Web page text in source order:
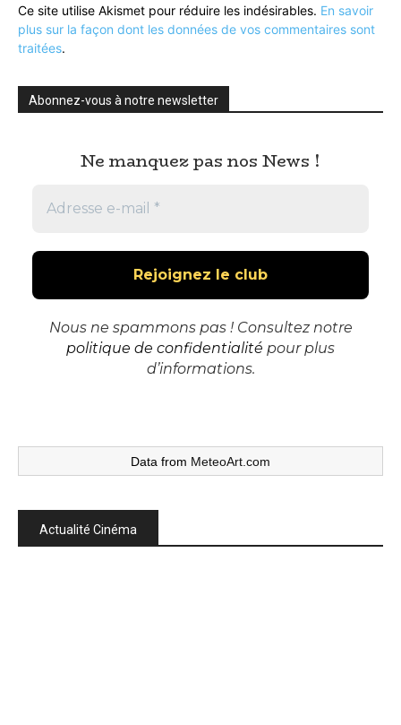
Ce site utilise Akismet pour réduire les indésirables. En savoir
plus sur la façon dont les données de vos commentaires sont
traitées.
Abonnez-vous à notre newsletter
Ne manquez pas nos News !
Nous ne spammons pas ! Consultez notre
politique de confidentialité pour plus
d’informations.
Data from MeteoArt.com
Actualité Cinéma